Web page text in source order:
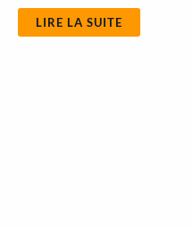
LIRE LA SUITE